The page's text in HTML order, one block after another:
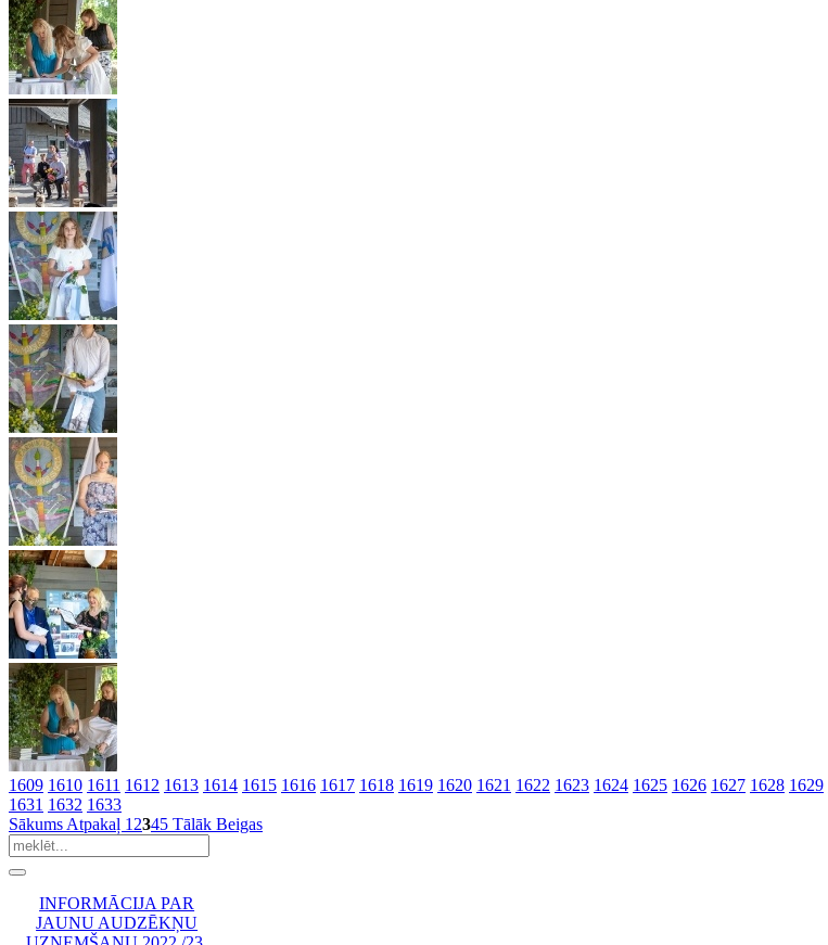
1609 1610 1611 1612 1613 1614 1615 1616 1617 1618 1619 1620 1621 1622 1623 1624 1625 1626 1627 1628 1629
1631 1632 1633
Sākums Atpakaļ 1 2345 Tālāk Beigas
INFORMĀCIJA PAR
JAUNU AUDZĒKŅU